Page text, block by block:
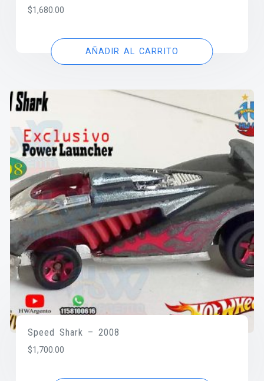
$1,680.00
AÑADIR AL CARRITO
Speed Shark – 2008
$1,700.00